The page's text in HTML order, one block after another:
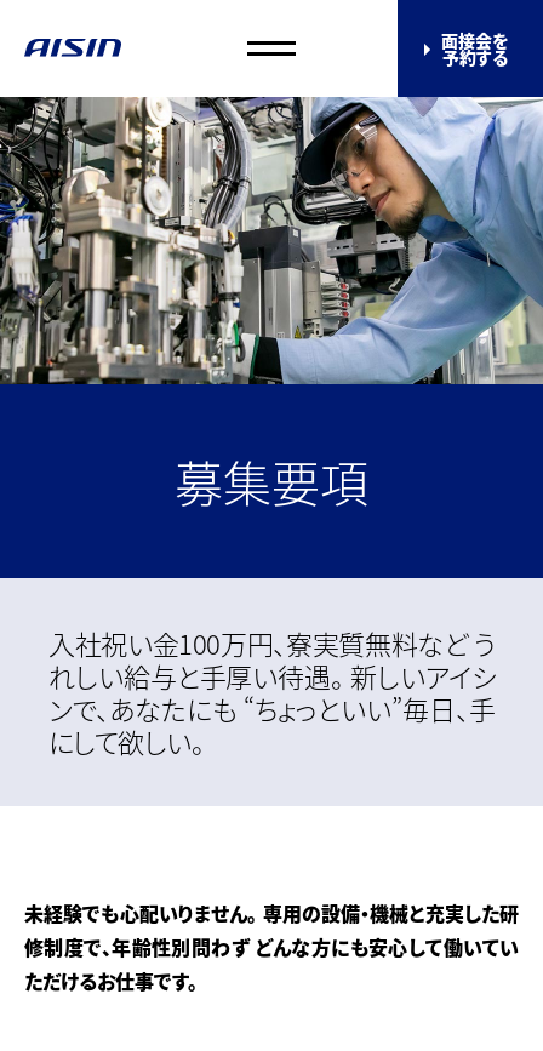
面接会を
予約する
募集要項
入社祝い金100万円、寮実質無料などう
れしい給与と手厚い待遇。 新しいアイシ
ンで、あなたにも “ちょっといい”毎日、手
にして欲しい。
未経験でも心配いりません。 専用の設備・機械と充実した研
修制度で、年齢性別問わずどんな方にも安心して働いてい
ただけるお仕事です。